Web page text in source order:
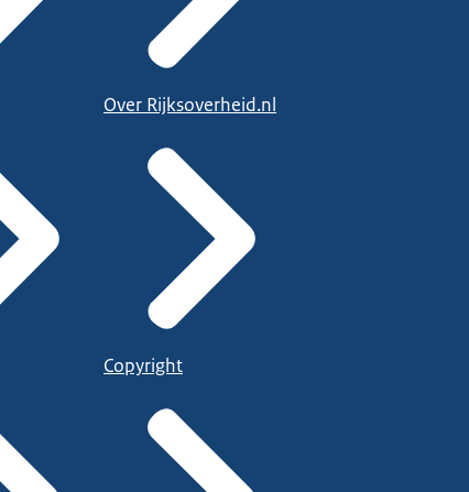
Over Rijksoverheid.nl
Copyright